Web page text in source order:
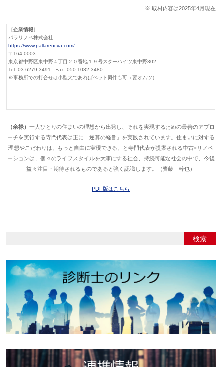
※ 取材内容は2025年4月現在
［企業情報］
パラリノベ株式会社
https://www.pallarenova.com/
〒164-0003
東京都中野区東中野４丁目２０番地１９号スターハイツ東中野302
Tel. 03-6279-3491 Fax. 050-1032-3480
※事務所での打合せは小型犬であればペット同伴も可（要オムツ）
（余禄） 一人ひとりの住まいの理想から出発し、それを実現するための最善のアプロ
ーチを実行する寺門代表は正に「逆算の経営」を実践されています。住まいに対する
理想やこだわりは、もっと自由に実現できる、と寺門代表が提案される中古×リノベ
ーションは、個々のライフスタイルを大事にする社会、持続可能な社会の中で、今後
益々注目・期待されるものであると強く認識します。（齊藤 幹也）
PDF版はこちら